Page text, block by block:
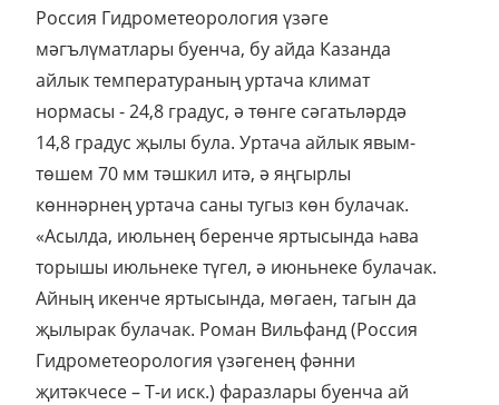
Россия Гидрометеорология үзәге
мәгълүматлары буенча, бу айда Казанда
айлык температураның уртача климат
нормасы - 24,8 градус, ә төнге сәгатьләрдә
14,8 градус җылы була. Уртача айлык явым-
төшем 70 мм тәшкил итә, ә яңгырлы
көннәрнең уртача саны тугыз көн булачак.
«Асылда, июльнең беренче яртысында һава
торышы июльнеке түгел, ә июньнеке булачак.
Айның икенче яртысында, мөгаен, тагын да
җылырак булачак. Роман Вильфанд (Россия
Гидрометеорология үзәгенең фәнни
җитәкчесе – Т-и иск.) фаразлары буенча ай